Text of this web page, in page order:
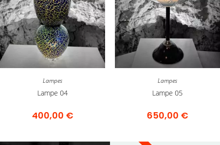
Lampes
Lampe 04
400,00 €
Lampes
Lampe 05
650,00 €